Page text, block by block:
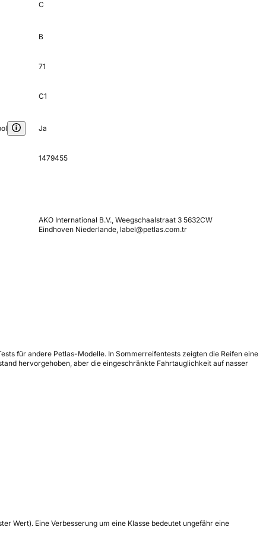
C
B
71
C1
Ja
1479455
AKO International B.V., Weegschaalstraat 3 5632CW
Eindhoven Niederlande, label@petlas.com.tr
für andere Petlas-Modelle. In Sommerreifentests zeigten die Reifen eine
hervorgehoben, aber die eingeschränkte Fahrtauglichkeit auf nasser
Wert). Eine Verbesserung um eine Klasse bedeutet ungefähr eine